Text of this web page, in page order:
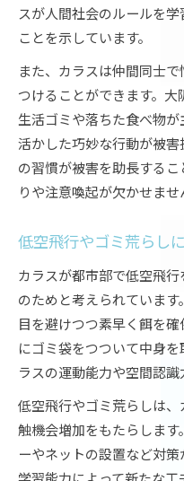
スが人間社会のルールを
ことを示しています。
また、カラスは仲間同士
つけることができます。
生活ゴミや落ちた食べ物
活かした巧妙な行動が被害
の習慣が被害を助長する
りや注意喚起が欠かせませ
低空飛行やゴミ荒らし
カラスが都市部で低空飛
のためと考えられていま
目を避けつつ素早く餌を
にゴミ袋をつついて中身
ラスの運動能力や空間認識
低空飛行やゴミ荒らしは
触機会増加をもたらしま
ーやネットの設置など対